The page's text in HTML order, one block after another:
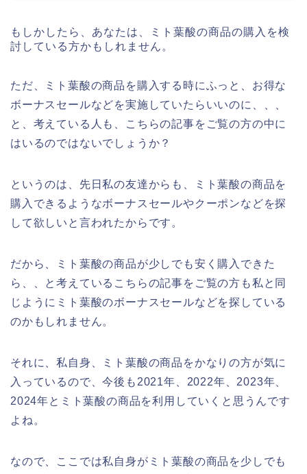
もしかしたら、あなたは、ミト葉酸の商品の購入を検
討している方かもしれません。
ただ、ミト葉酸の商品を購入する時にふっと、お得な
ボーナスセールなどを実施していたらいいのに、、、
と、考えている人も、こちらの記事をご覧の方の中に
はいるのではないでしょうか？
というのは、先日私の友達からも、ミト葉酸の商品を
購入できるようなボーナスセールやクーポンなどを探
して欲しいと言われたからです。
だから、ミト葉酸の商品が少しでも安く購入できた
ら、、と考えているこちらの記事をご覧の方も私と同
じようにミト葉酸のボーナスセールなどを探している
のかもしれません。
それに、私自身、ミト葉酸の商品をかなりの方が気に
入っているので、今後も2021年、2022年、2023年、
2024年とミト葉酸の商品を利用していくと思うんです
よね。
なので、ここでは私自身がミト葉酸の商品を少しでも